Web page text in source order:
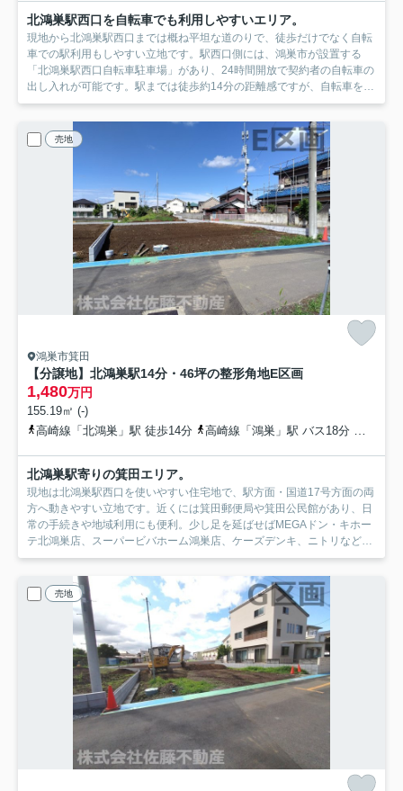
北鴻巣駅西口を自転車でも利用しやすいエリア。
現地から北鴻巣駅西口までは概ね平坦な道のりで、徒歩だけでなく自転
車での駅利用もしやすい立地です。駅西口側には、鴻巣市が設置する
「北鴻巣駅西口自転車駐車場」があり、24時間開放で契約者の自転車の
出し入れが可能です。駅までは徒歩約14分の距離感ですが、自転車を組
み合わせることで、通勤・通学時の移動もよりスムーズに。落ち着いた
住環境と北鴻巣駅へのアクセスのしやすさを両立したい方におすすめで
す。
売地
鴻巣市箕田
【分譲地】北鴻巣駅14分・46坪の整形角地E区画
1,480万円
155.19㎡ (-)
高崎線「北鴻巣」駅 徒歩14分
高崎線「鴻巣」駅 バス18分 埼玉県鴻巣市「満願寺入口（鴻巣市）」 停歩3分
北鴻巣駅寄りの箕田エリア。
現地は北鴻巣駅西口を使いやすい住宅地で、駅方面・国道17号方面の両
方へ動きやすい立地です。近くには箕田郵便局や箕田公民館があり、日
常の手続きや地域利用にも便利。少し足を延ばせばMEGAドン・キホー
テ北鴻巣店、スーパービバホーム鴻巣店、ケーズデンキ、ニトリなど大
型店がまとまっており、食品・日用品・家具家電まで揃えやすい生活圏
です。落ち着いた住環境と買い物利便のバランスを重視する方におすす
めです。
売地